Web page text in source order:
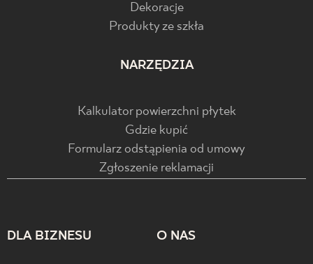
Dekoracje
Produkty ze szkła
NARZĘDZIA
Kalkulator powierzchni płytek
Gdzie kupić
Formularz odstąpienia od umowy
Zgłoszenie reklamacji
DLA BIZNESU O NAS